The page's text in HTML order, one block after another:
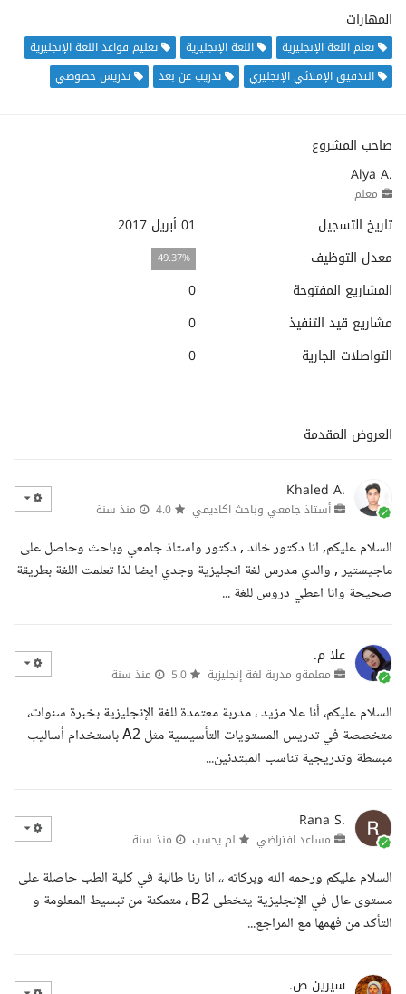
المهارات
تعلم اللغة الإنجليزية اللغة الإنجليزية
تعليم قواعد اللغة الإنجليزية
التدقيق الإملائي الإنجليزي
تدريب عن بعد تدريس خصوصي
صاحب المشروع
Alya A.
معلم
تاريخ التسجيل
01 أبريل 2017
معدل التوظيف
49.37%
المشاريع المفتوحة
0
مشاريع قيد التنفيذ
0
التواصلات الجارية
0
العروض المقدمة
Khaled A.
أستاذ جامعي وباحث اكاديمي منذ سنة
السلام عليكم, انا دكتور خالد , دكتور واستاذ جامعي وباحث وحاصل على
ماجيستير , والدي مدرس لغة انجليزية وجدي ايضا لذا تعلمت اللغة بطريقة
صحيحة وانا اعطي دروس للغة ...
علا م.
معلمةو مدربة لغة إنجليزية منذ سنة
السلام عليكم، أنا علا مزيد ، مدربة معتمدة للغة الإنجليزية بخبرة سنوات،
متخصصة في تدريس المستويات التأسيسية مثل A2 باستخدام أساليب
مبسطة وتدريجية تناسب المبتدئين...
Rana S.
مساعد افتراضي لم يحسب منذ سنة
السلام عليكم ورحمه الله وبركاته ،، انا رنا طالبة في كلية الطب حاصلة على
مستوى عال في الإنجليزية يتخطى B2 ، متمكنة من تبسيط المعلومة و
التأكد من فهمها مع المراجع...
سيرين ص.